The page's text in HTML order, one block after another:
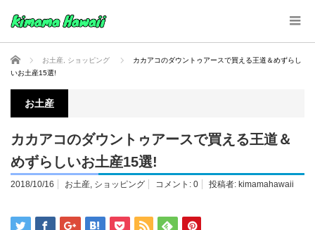
ホーム お土産 ショッピング
カカアコのダウントゥアースで買える王道＆めずらし
いお土産15選!
お土産
カカアコのダウントゥアースで買える王道＆
めずらしいお土産15選!
2018/10/16 お土産, ショッピング コメント: 0 投稿者: kimamahawaii